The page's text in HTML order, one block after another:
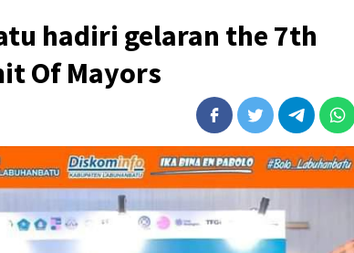
hadiri gelaran the 7th
Of Mayors